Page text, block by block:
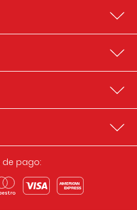
de pago: